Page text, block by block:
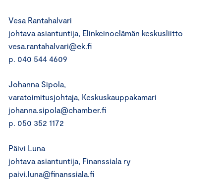
Vesa Rantahalvari
johtava asiantuntija, Elinkeinoelämän keskusliitto
vesa.rantahalvari@ek.fi
p. 040 544 4609
Johanna Sipola,
varatoimitusjohtaja, Keskuskauppakamari
johanna.sipola@chamber.fi
p. 050 352 1172
Päivi Luna
johtava asiantuntija, Finanssiala ry
paivi.luna@finanssiala.fi